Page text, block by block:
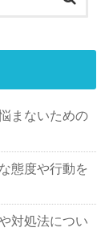
まないための
態度や行動を
対処法につい